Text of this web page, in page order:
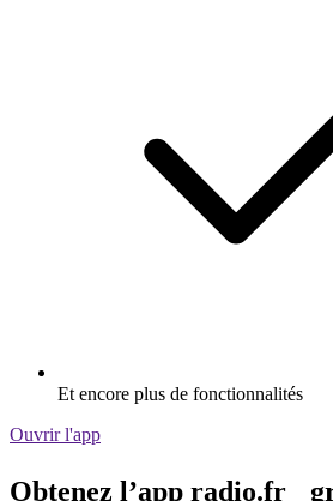
Et encore plus de fonctionnalités
Ouvrir l'app
Obtenez l’app radio.fr